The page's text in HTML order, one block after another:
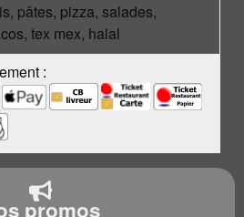
pâtes, pizza, salades,
tex mex, halal
:
promos